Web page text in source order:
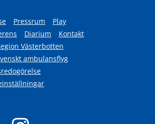
Pressrum
Play
Diarium
Kontakt
Västerbotten
ambulansflyg